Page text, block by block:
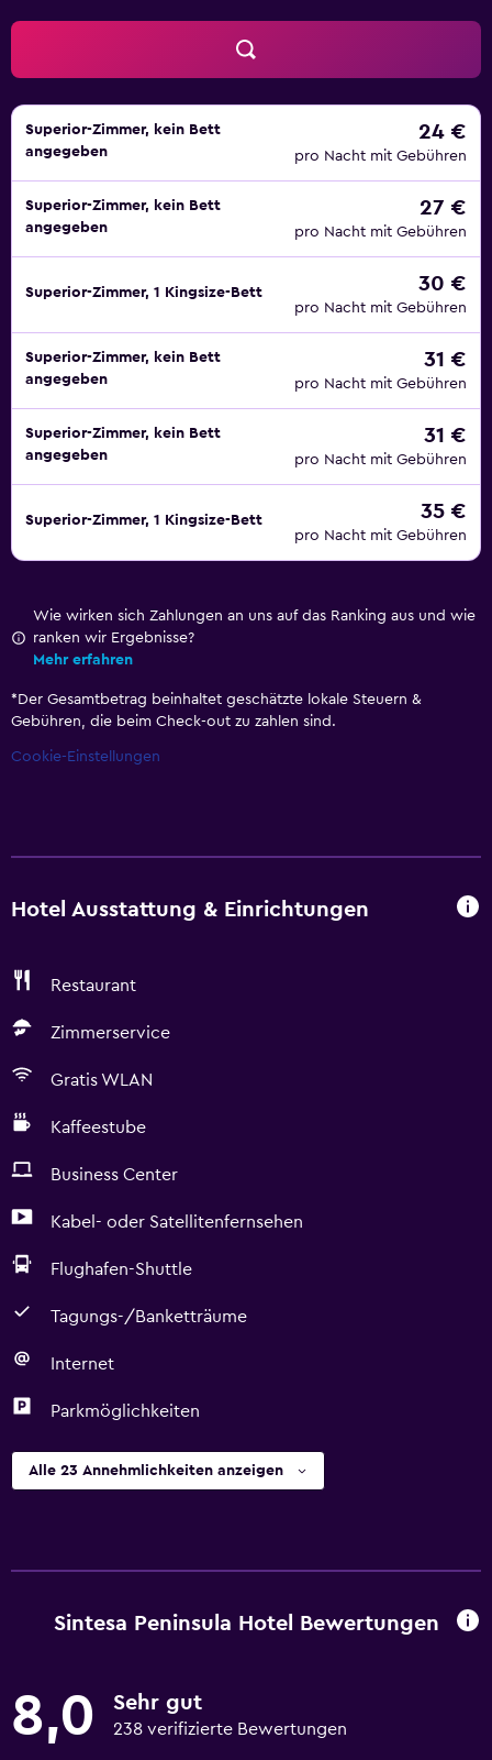
Superior-Zimmer, kein Bett
angegeben
24 €
pro Nacht mit Gebühren
Superior-Zimmer, kein Bett
angegeben
27 €
pro Nacht mit Gebühren
Superior-Zimmer, 1 Kingsize-Bett 30 €
pro Nacht mit Gebühren
Superior-Zimmer, kein Bett
angegeben
31 €
pro Nacht mit Gebühren
Superior-Zimmer, kein Bett
angegeben
31 €
pro Nacht mit Gebühren
Superior-Zimmer, 1 Kingsize-Bett 35 €
pro Nacht mit Gebühren
Wie wirken sich Zahlungen an uns auf das Ranking aus und wie
ranken wir Ergebnisse?
Mehr erfahren
* Der Gesamtbetrag beinhaltet geschätzte lokale Steuern &
Gebühren, die beim Check-out zu zahlen sind.
Cookie-Einstellungen
Hotel Ausstattung & Einrichtungen
Restaurant
Zimmerservice
Gratis WLAN
Kaffeestube
Business Center
Kabel- oder Satellitenfernsehen
Flughafen-Shuttle
Tagungs-/Banketträume
Internet
Parkmöglichkeiten
Alle 23 Annehmlichkeiten anzeigen
Sintesa Peninsula Hotel Bewertungen
8,0 Sehr gut
238 verifizierte Bewertungen